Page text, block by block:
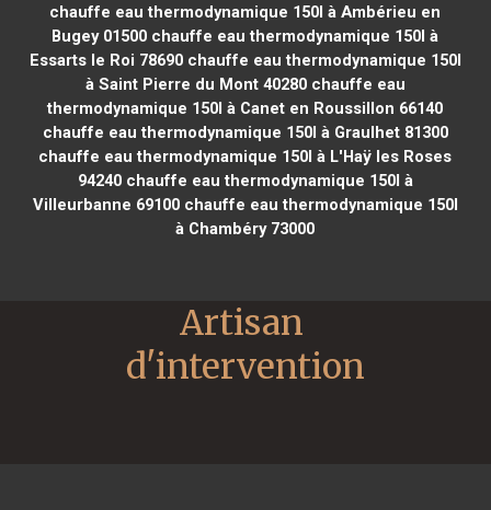
chauffe eau thermodynamique 150l à Ambérieu en
Bugey 01500 chauffe eau thermodynamique 150l à
Essarts le Roi 78690chauffe eau thermodynamique 150l
à Saint Pierre du Mont 40280chauffe eau
thermodynamique 150l à Canet en Roussillon 66140
chauffe eau thermodynamique 150l à Graulhet 81300
chauffe eau thermodynamique 150l à L'Haÿ les Roses
94240chauffe eau thermodynamique 150l à
Villeurbanne 69100chauffe eau thermodynamique 150l
à Chambéry 73000
Artisan
d'intervention